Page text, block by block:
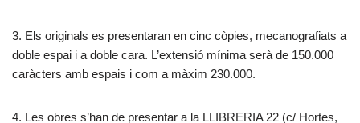
3. Els originals es presentaran en cinc còpies, mecanografiats a
doble espai i a doble cara. L’extensió mínima serà de 150.000
caràcters amb espais i com a màxim 230.000.
4. Les obres s’han de presentar a la LLIBRERIA 22 (c/ Hortes,